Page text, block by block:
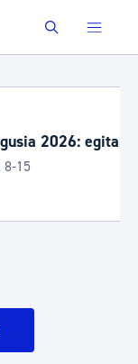
Buscar
egitaraua